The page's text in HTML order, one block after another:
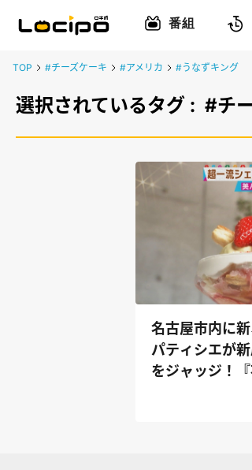
番組
TOP #チーズケーキ #アメリカ #うなずキング
選択されているタグ : #チ
名古屋市内に
パティシエが
をジャッジ！